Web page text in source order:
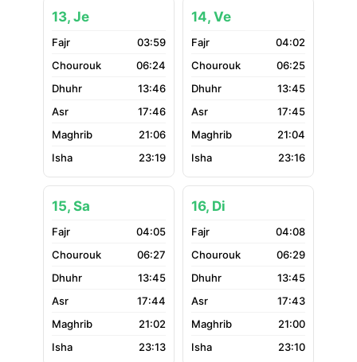
13, Je
03:59
06:24
13:46
17:46
21:06
23:19
14, Ve
04:02
06:25
13:45
17:45
21:04
23:16
15, Sa
04:05
06:27
13:45
17:44
21:02
23:13
16, Di
04:08
06:29
13:45
17:43
21:00
23:10